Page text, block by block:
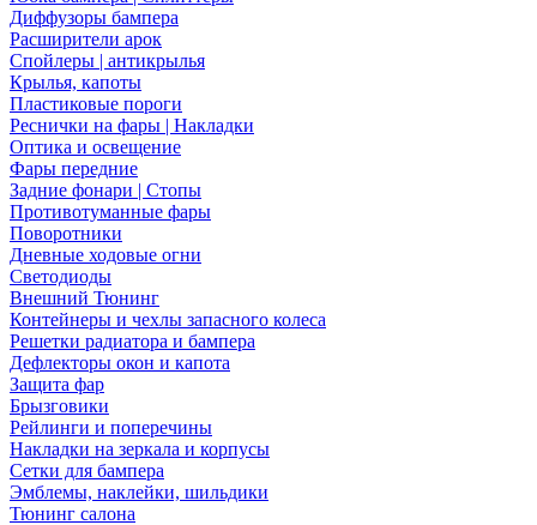
Диффузоры бампера
Расширители арок
Спойлеры | антикрылья
Крылья, капоты
Пластиковые пороги
Реснички на фары | Накладки
Оптика и освещение
Фары передние
Задние фонари | Стопы
Противотуманные фары
Поворотники
Дневные ходовые огни
Светодиоды
Внешний Тюнинг
Контейнеры и чехлы запасного колеса
Решетки радиатора и бампера
Дефлекторы окон и капота
Защита фар
Брызговики
Рейлинги и поперечины
Накладки на зеркала и корпусы
Сетки для бампера
Эмблемы, наклейки, шильдики
Тюнинг салона